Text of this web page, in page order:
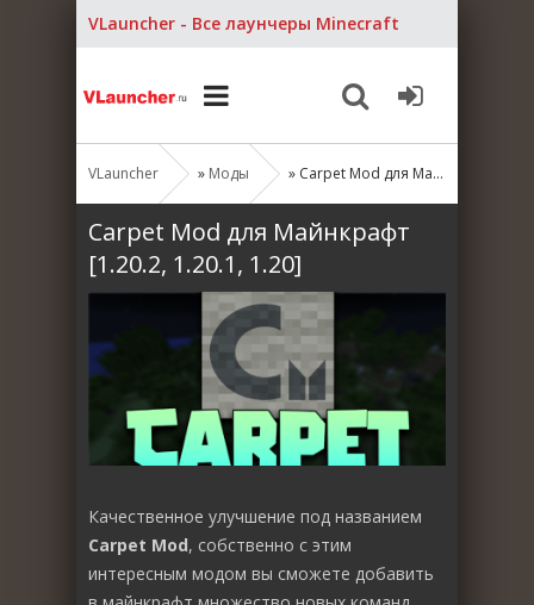
VLauncher - Все лаунчеры Minecraft
VLauncher » Моды » Carpet Mod для Майнкрафт [1.20.2, 1.20.1, 1.20]
Carpet Mod для Майнкрафт
[1.20.2, 1.20.1, 1.20]
Качественное улучшение под названием
Carpet Mod, собственно с этим
интересным модом вы сможете добавить